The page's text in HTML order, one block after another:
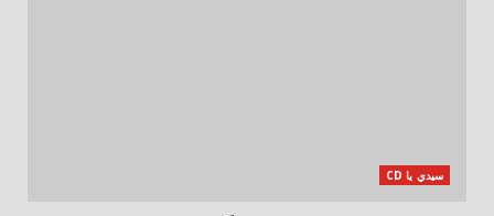
سيدي يا CD